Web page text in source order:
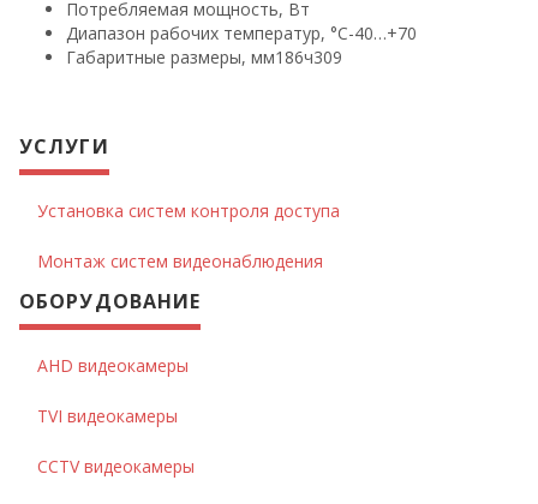
Потребляемая мощность, Вт
Диапазон рабочих температур, °С-40…+70
Габаритные размеры, мм186ч309
УСЛУГИ
Установка систем контроля доступа
Монтаж систем видеонаблюдения
ОБОРУДОВАНИЕ
AHD видеокамеры
TVI видеокамеры
CCTV видеокамеры